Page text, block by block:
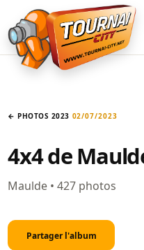
← PHOTOS 2023 02/07/2023
4x4 de
Maulde • 427 photos
Partager l'album